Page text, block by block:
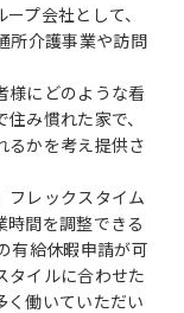
プ会社として、
所介護事業や訪問
様にどのような看
み慣れた家で、
るかを考え提供さ
レックスタイム
間を調整できる
有給休暇申請が可
タイルに合わせた
く働いていただい